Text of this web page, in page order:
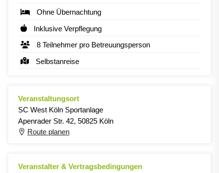
Ohne Übernachtung
Inklusive Verpflegung
8 Teilnehmer pro Betreuungsperson
Selbstanreise
Veranstaltungsort
SC West Köln Sportanlage
Apenrader Str. 42, 50825 Köln
Route planen
Veranstalter & Vertragsbedingungen